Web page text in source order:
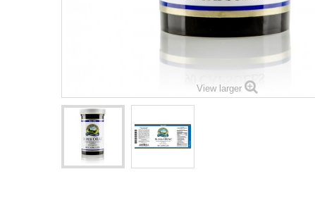
View larger